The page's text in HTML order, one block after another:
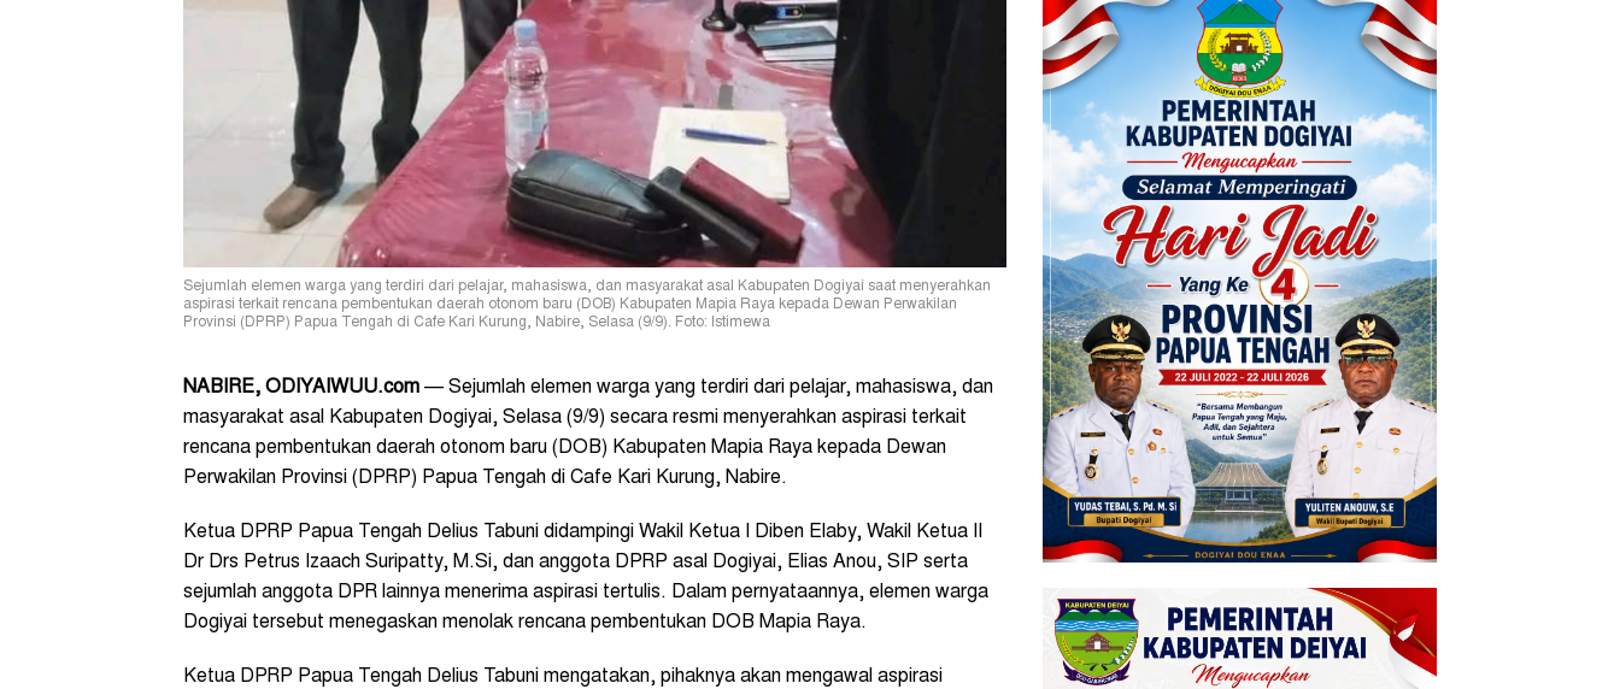
Sejumlah elemen warga yang terdiri dari pelajar, mahasiswa, dan masyarakat asal Kabupaten Dogiyai saat menyerahkan
aspirasi terkait rencana pembentukan daerah otonom baru (DOB) Kabupaten Mapia Raya kepada Dewan Perwakilan
Provinsi (DPRP) Papua Tengah di Cafe Kari Kurung, Nabire, Selasa (9/9). Foto: Istimewa
NABIRE, ODIYAIWUU.com — Sejumlah elemen warga yang terdiri dari pelajar, mahasiswa, dan
masyarakat asal Kabupaten Dogiyai, Selasa (9/9) secara resmi menyerahkan aspirasi terkait
rencana pembentukan daerah otonom baru (DOB) Kabupaten Mapia Raya kepada Dewan
Perwakilan Provinsi (DPRP) Papua Tengah di Cafe Kari Kurung, Nabire.
Ketua DPRP Papua Tengah Delius Tabuni didampingi Wakil Ketua I Diben Elaby, Wakil Ketua II
Dr Drs Petrus Izaach Suripatty, M.Si, dan anggota DPRP asal Dogiyai, Elias Anou, SIP serta
sejumlah anggota DPR lainnya menerima aspirasi tertulis. Dalam pernyataannya, elemen warga
Dogiyai tersebut menegaskan menolak rencana pembentukan DOB Mapia Raya.
Ketua DPRP Papua Tengah Delius Tabuni mengatakan, pihaknya akan mengawal aspirasi